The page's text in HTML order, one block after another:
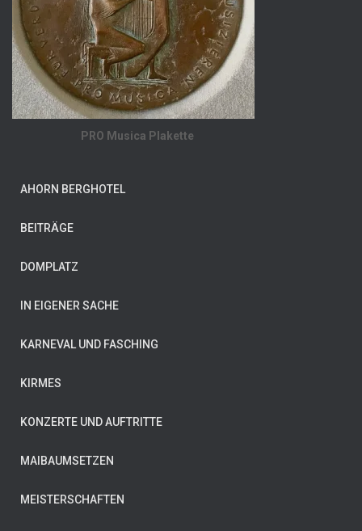
PRO Musica Plakette
AHORN BERGHOTEL
BEITRÄGE
DOMPLATZ
IN EIGENER SACHE
KARNEVAL UND FASCHING
KIRMES
KONZERTE UND AUFTRITTE
MAIBAUMSETZEN
MEISTERSCHAFTEN